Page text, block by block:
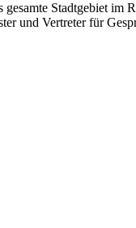
Stadtgebiet
und Vertreter für